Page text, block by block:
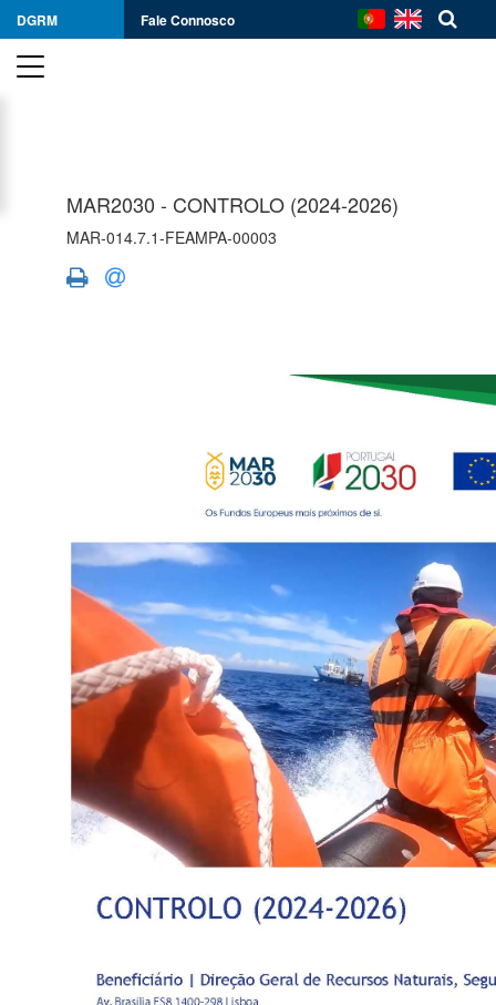
DGRM Fale Connosco
MAR2030 - CONTROLO (2024-2026)
MAR-014.7.1-FEAMPA-00003